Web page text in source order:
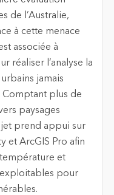
de l’Australie,
à cette menace
associée à
réaliser l’analyse la
jamais
Comptant plus de
paysages
prend appui sur
et ArcGIS Pro afin
et
pour